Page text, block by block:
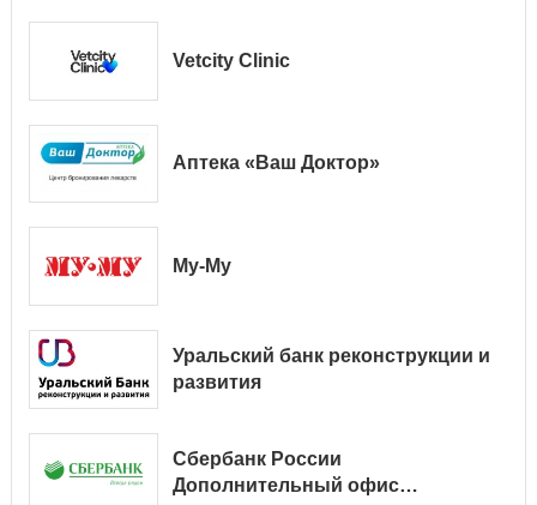
Vetcity Clinic
Аптека «Ваш Доктор»
Му-Му
Уральский банк реконструкции и
развития
Сбербанк России
Дополнительный офис